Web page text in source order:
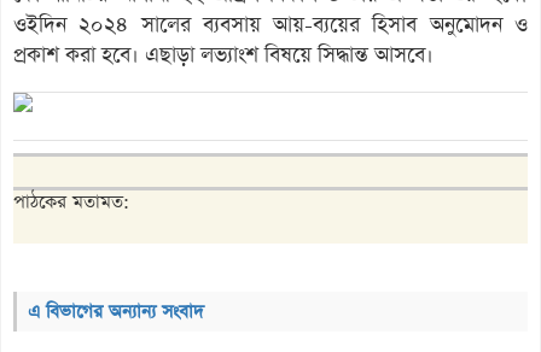
ওইদিন ২০২৪ সালের ব্যবসায় আয়-ব্যয়ের হিসাব অনুমোদন ও
প্রকাশ করা হবে। এছাড়া লভ্যাংশ বিষয়ে সিদ্ধান্ত আসবে।
পাঠকের মতামত:
এ বিভাগের অন্যান্য সংবাদ